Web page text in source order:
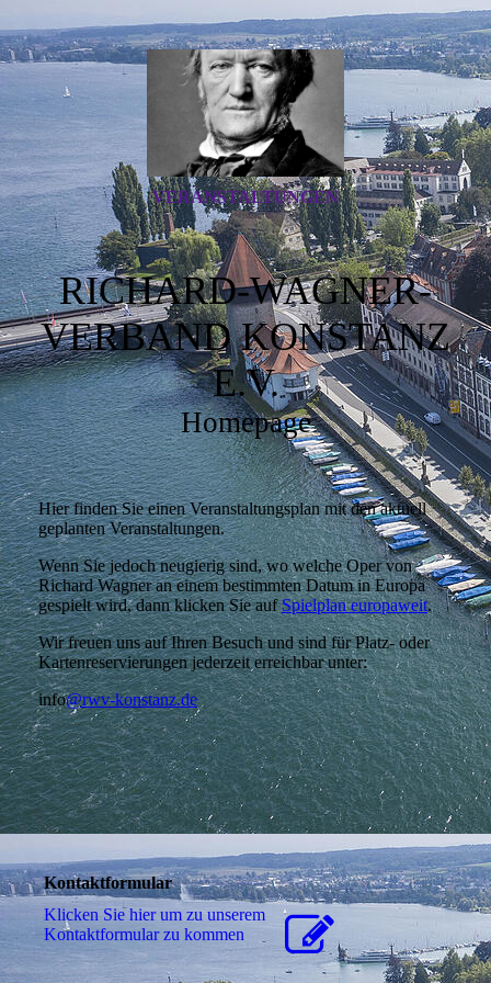
VERANSTALTUNGEN
RICHARD-WAGNER-
VERBAND KONSTANZ
E.V.
Homepage
Hier finden Sie einen Veranstaltungsplan mit den aktuell
geplanten Veranstaltungen.
Wenn Sie jedoch neugierig sind, wo welche Oper von
Richard Wagner an einem bestimmten Datum in Europa
gespielt wird, dann klicken Sie aufSpielplan europaweit.
Wir freuen uns auf Ihren Besuch und sind für Platz- oder
Kartenreservierungen jederzeit erreichbar unter:
info@rwv-konstanz.de
Kontaktformular
Klicken Sie hier um zu unserem
Kon­takt­for­mu­lar zu kommen